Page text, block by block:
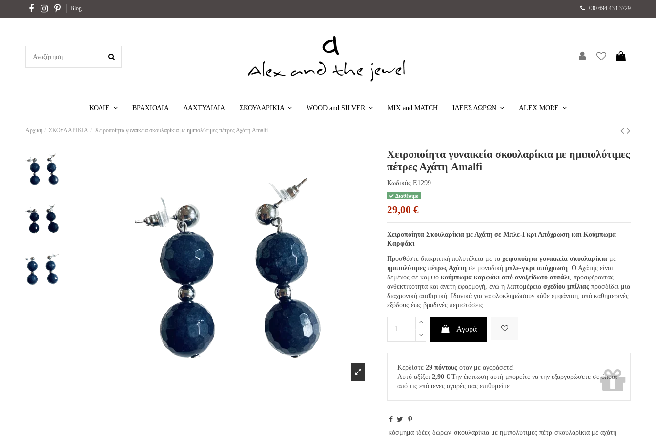
Blog +30 694 433 3729
ΚΟΛΙΕ ΒΡΑΧΙΟΛΙΑ ΔΑΧΤΥΛΙΔΙΑ ΣΚΟΥΛΑΡΙΚΙΑ WOOD and SILVER MIX and MATCH ΙΔΕΕΣ ΔΩΡΩΝ ALEX MORE
Αρχική ΣΚΟΥΛΑΡΙΚΙΑ Χειροποίητα γυναικεία σκουλαρίκια με ημιπολύτιμες πέτρες Αχάτη Amalfi
Χειροποίητα γυναικεία σκουλαρίκια με ημιπολύτιμες
πέτρες Αχάτη Amalfi
Κωδικός E1299
Διαθέσιμο
29,00 €
Χειροποίητα Σκουλαρίκια με Αχάτη σε Μπλε-Γκρι Απόχρωση και Κούμπωμα
Καρφάκι
Προσθέστε διακριτική πολυτέλεια με τα χειροποίητα γυναικεία σκουλαρίκιαμε
ημιπολύτιμες πέτρες Αχάτη σε μοναδική μπλε-γκρι απόχρωση . Ο Αχάτης είναι
δεμένος σε κομψό κούμπωμα καρφάκι από ανοξείδωτο ατσάλι , προσφέροντας
ανθεκτικότητα και άνετη εφαρμογή, ενώ η λεπτομέρεια σχεδίου μπίλιαςπροσδίδει μια
διαχρονική αισθητική. Ιδανικά για να ολοκληρώσουν κάθε εμφάνιση, από καθημερινές
εξόδους έως βραδινές περιστάσεις.
Αγορά
Κερδίστε 29 πόντουςόταν με αγοράσετε!
Αυτό αξίζει 2,90 €Την έκπτωση αυτή μπορείτε να την εξαργυρώσετε σε όποια
από τις επόμενες αγορές σας επιθυμείτε
κόσμημα ιδέες δώρων σκουλαρίκια με ημιπολύτιμες πέτρ σκουλαρίκια με αχάτη